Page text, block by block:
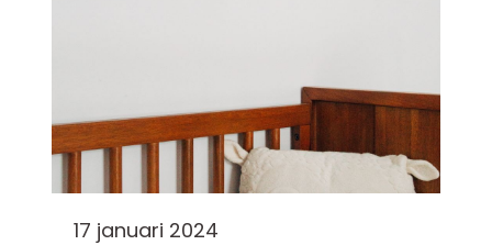
17 januari 2024